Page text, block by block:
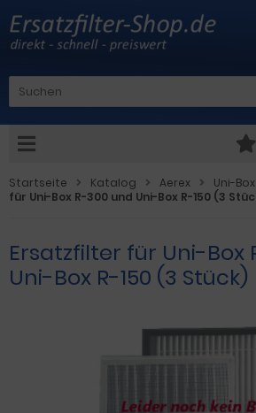
Startseite Katalog Aerex Uni-
für Uni-Box R-300 und Uni-Box R-150 (3
Ersatzfilter für Uni-Box
Uni-Box R-150 (3 Stück)